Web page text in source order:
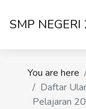
SMP
You are here
Daftar
Pelajaran